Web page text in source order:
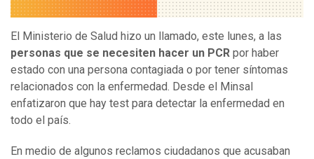
El Ministerio de Salud hizo un llamado, este lunes, a las
personas que se necesiten hacer un PCR por haber
estado con una persona contagiada o por tener síntomas
relacionados con la enfermedad. Desde el Minsal
enfatizaron que hay test para detectar la enfermedad en
todo el país.
En medio de algunos reclamos ciudadanos que acusaban